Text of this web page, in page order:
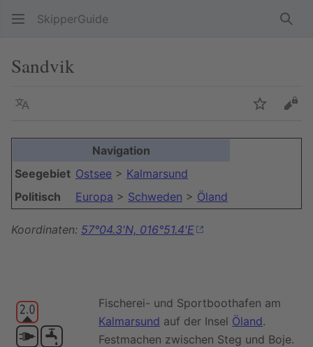
SkipperGuide
Sandvik
Sprache
Navigation
Seegebiet Ostsee > Kalmarsund
Politisch
Europa > Schweden > Öland
Koordinaten: 57°04.3'N, 016°51.4'E
Fischerei- und Sportboothafen am
Kalmarsund auf der Insel Öland.
Festmachen zwischen Steg und Boje.